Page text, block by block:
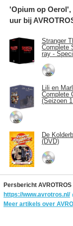
'Opium op Oerol',
uur bij
Stranger
Complete
ray -
Lili en
Complete
(Seizoen
De
(DVD)
Persbericht AVROTROS
https://www.avrotros.nl/
Meer artikels over